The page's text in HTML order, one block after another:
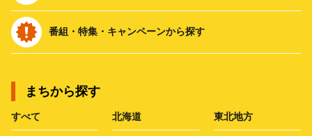
番組・特集・キャンペーンから探す
まちから探す
すべて 北海道 東北地方